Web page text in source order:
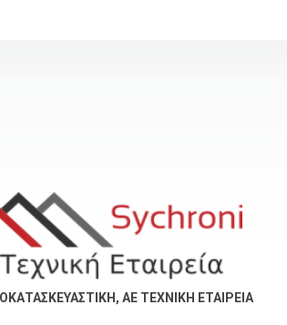
ΑΕ ΤΕΧΝΙΚΗ ΕΤΑΙΡΕΙΑ